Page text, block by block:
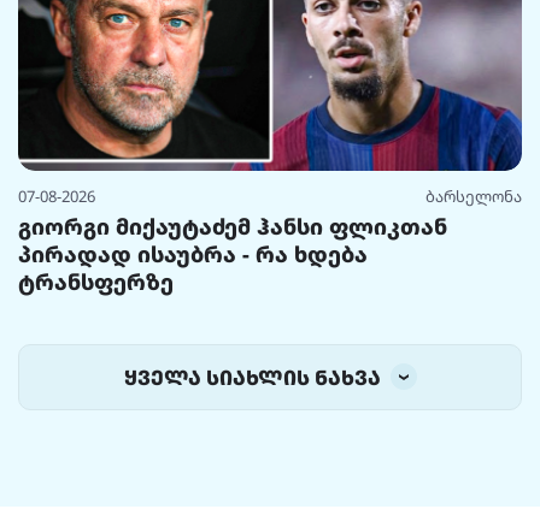
07-08-2026 ბარსელონა
გიორგი მიქაუტაძემ ჰანსი ფლიკთან
პირადად ისაუბრა - რა ხდება
ტრანსფერზე
ყველა სიახლის ნახვა